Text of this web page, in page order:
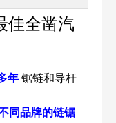
佳全凿汽
年 锯链和导杆
同品牌的链锯